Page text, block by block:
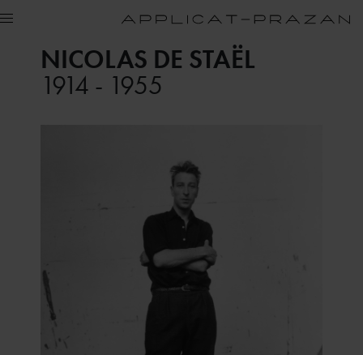
NICOLAS DE STAËL
1914 - 1955